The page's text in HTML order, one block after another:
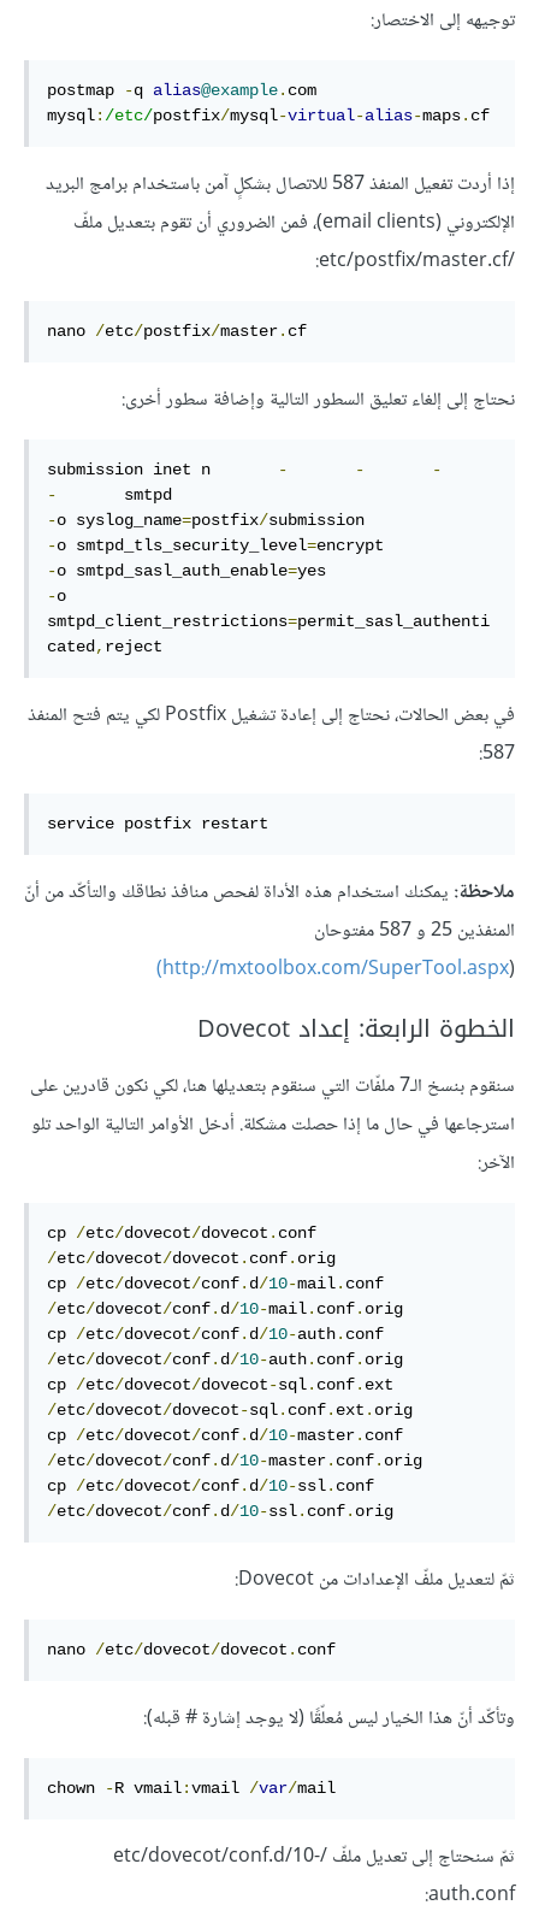
توجيهه إلى الاختصار:
postmap -q alias@example. com
mysql: /etc/postfix/mysql-virtual-alias-maps. cf
إذا أردت تفعيل المنفذ 587 للاتصال بشكلٍ آمن باستخدام برامج البريد
الإلكتروني (email clients)، فمن الضروري أن تقوم بتعديل ملفّ
/etc/postfix/master.cf:
nano /etc/postfix/master. cf
نحتاج إلى إلغاء تعليق السطور التالية وإضافة سطور أخرى:
submission inet n - -
-
-
-o syslog_name=postfix/
-o smtpd_tls_security_level=
-o smtpd_sasl_auth_enable=
-o
smtpd_client_restrictions=permit_sasl_authenti
cated , reject
في بعض الحالات، نحتاج إلى إعادة تشغيل Postfix لكي يتم فتح المنفذ
587:
service postfix restart
ملاحظة: يمكنك استخدام هذه الأداة لفحص منافذ نطاقك والتأكّد من أنّ
المنفذين 25 و 587 مفتوحان
(
http://mxtoolbox.com/SuperTool.aspx)
الخطوة الرابعة: إعداد Dovecot
سنقوم بنسخ الـ7 ملفّات التي سنقوم بتعديلها هنا، لكي نكون قادرين على
استرجاعها في حال ما إذا حصلت مشكلة. أدخل الأوامر التالية الواحد تلو
الآخر:
cp /etc/dovecot/dovecot .
/etc/dovecot/dovecot . conf. orig
cp /etc/dovecot/conf. d/10-mail.
/etc/dovecot/conf. d/10-mail. conf. orig
cp /etc/dovecot/conf. d/10-auth.
/etc/dovecot/conf. d/10-auth. conf. orig
cp /etc/dovecot/dovecot-sql. conf.
/etc/dovecot/dovecot-sql. conf. ext . orig
cp /etc/dovecot/conf. d/10-master.
/etc/dovecot/conf. d/10-master. conf. orig
cp /etc/dovecot/conf. d/10-ssl.
/etc/dovecot/conf. d/10-ssl. conf. orig
ثمّ لتعديل ملفّ الإعدادات من Dovecot:
nano /etc/dovecot/dovecot . conf
وتأكّد أنّ هذا الخيار ليس مُعلّقًا (لا يوجد إشارة # قبله):
chown -R vmail:vmail /var/mail
ثمّ سنحتاج إلى تعديل ملفّ /etc/dovecot/conf.d/10-
auth.conf: